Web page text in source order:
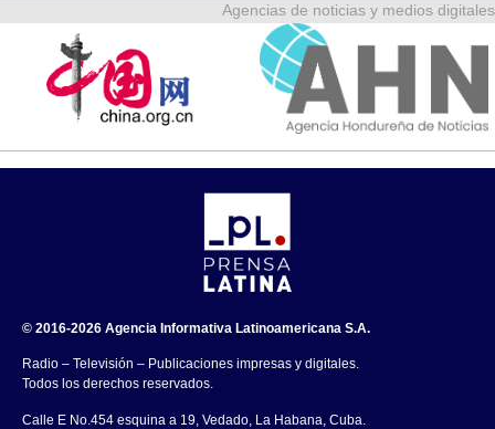
Agencias de noticias y medios digitales
© 2016-2026 Agencia Informativa Latinoamericana S.A.
Radio – Televisión – Publicaciones impresas y digitales.
Todos los derechos reservados.
Calle E No.454 esquina a 19, Vedado, La Habana, Cuba.